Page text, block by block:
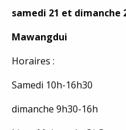
samedi 21 et dimanche
Mawangdui
Horaires :
Samedi 10h-16h30
dimanche 9h30-16h